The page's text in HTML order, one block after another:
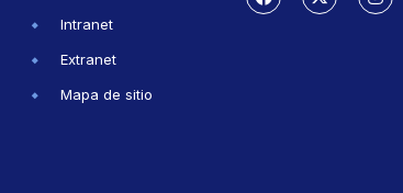
Intranet
Extranet
Mapa de sitio